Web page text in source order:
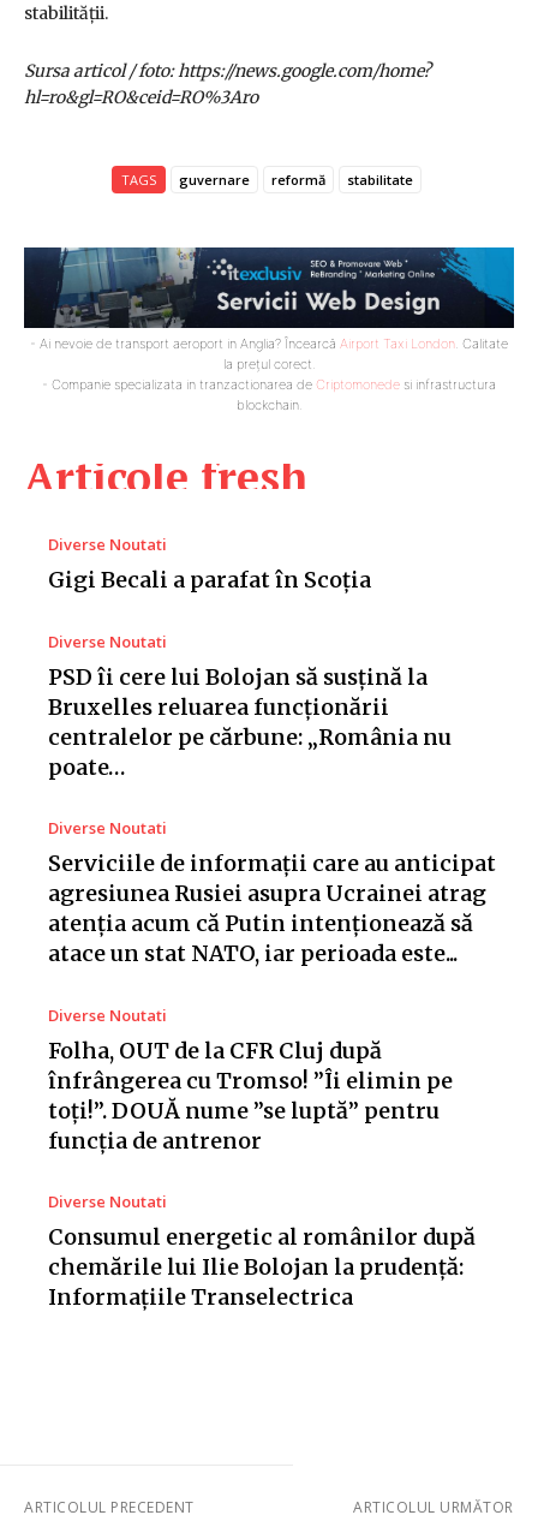
Articole fresh
Diverse Noutati
Gigi Becali a parafat în Scoția
Diverse Noutati
PSD îi cere lui Bolojan să susțină la
Bruxelles reluarea funcționării
centralelor pe cărbune: „România nu
poate…
Diverse Noutati
Serviciile de informații care au anticipat
agresiunea Rusiei asupra Ucrainei atrag
atenția acum că Putin intenționează să
atace un stat NATO, iar perioada este...
Diverse Noutati
Folha, OUT de la CFR Cluj după
înfrângerea cu Tromso! ”Îi elimin pe
toți!”. DOUĂ nume ”se luptă” pentru
funcția de antrenor
Diverse Noutati
Consumul energetic al românilor după
chemările lui Ilie Bolojan la prudență:
Informațiile Transelectrica
stabilității.
Sursa articol / foto: https://news.google.com/home?
hl=ro&gl=RO&ceid=RO%3Aro
TAGS guvernare reformă stabilitate
- Ai nevoie de transport aeroport in Anglia? Încearcă Airport Taxi London. Calitate
la prețul corect.
- Companie specializata in tranzactionarea de Criptomonede si infrastructura
blockchain.
ARTICOLUL PRECEDENT ARTICOLUL URMĂTOR